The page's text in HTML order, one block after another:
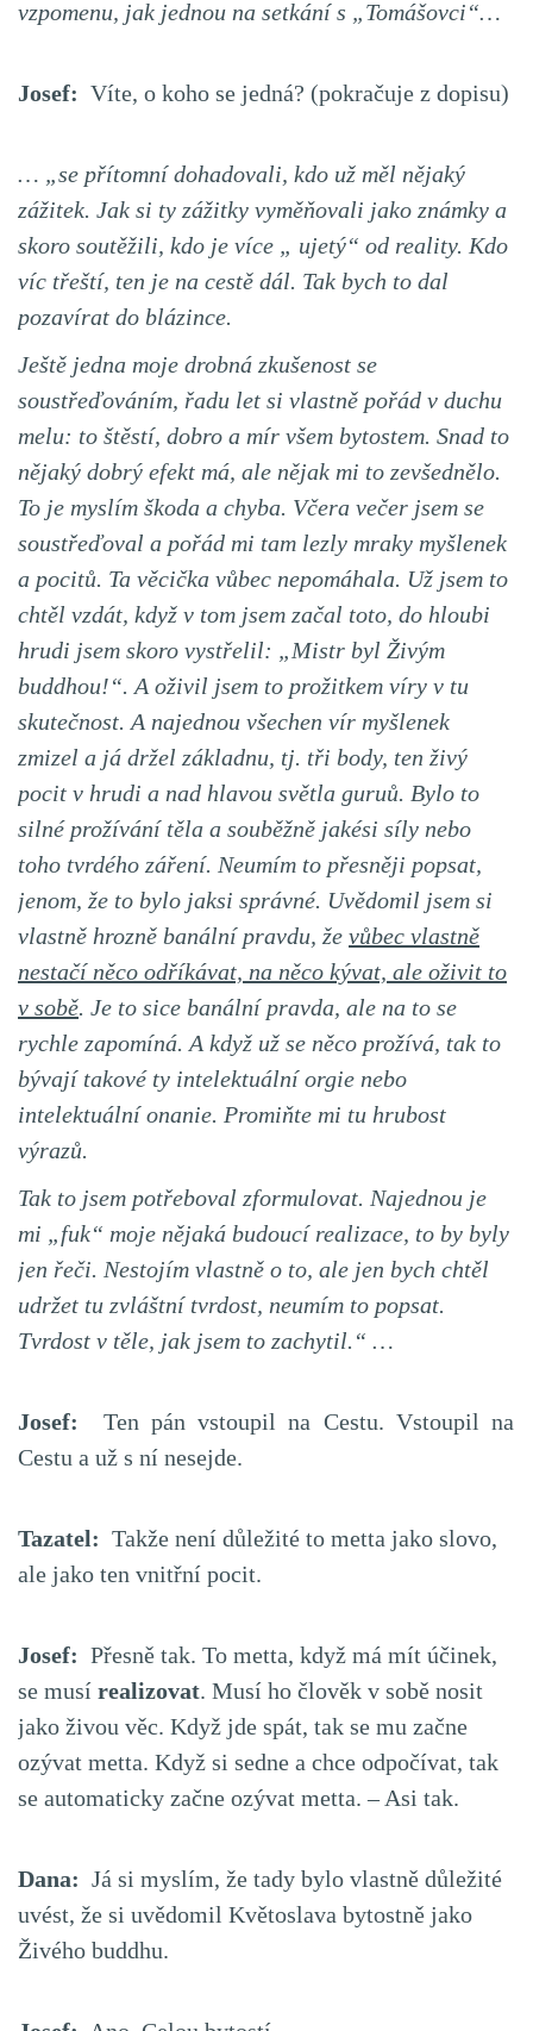
vzpomenu, jak jednou na setkání s „Tomášovci“…
Josef: Víte, o koho se jedná? (pokračuje z dopisu)
… „se přítomní dohadovali, kdo už měl nějaký
zážitek. Jak si ty zážitky vyměňovali jako známky a
skoro soutěžili, kdo je více „ ujetý“ od reality. Kdo
víc třeští, ten je na cestě dál. Tak bych to dal
pozavírat do blázince.
Ještě jedna moje drobná zkušenost se
soustřeďováním, řadu let si vlastně pořád v duchu
melu: to štěstí, dobro a mír všem bytostem. Snad to
nějaký dobrý efekt má, ale nějak mi to zevšednělo.
To je myslím škoda a chyba. Včera večer jsem se
soustřeďoval a pořád mi tam lezly mraky myšlenek
a pocitů. Ta věcička vůbec nepomáhala. Už jsem to
chtěl vzdát, když v tom jsem začal toto, do hloubi
hrudi jsem skoro vystřelil: „Mistr byl Živým
buddhou!“. A oživil jsem to prožitkem víry v tu
skutečnost. A najednou všechen vír myšlenek
zmizel a já držel základnu, tj. tři body, ten živý
pocit v hrudi a nad hlavou světla guruů. Bylo to
silné prožívání těla a souběžně jakési síly nebo
toho tvrdého záření. Neumím to přesněji popsat,
jenom, že to bylo jaksi správné. Uvědomil jsem si
vlastně hrozně banální pravdu, že vůbec vlastně
nestačí něco odříkávat, na něco kývat, ale oživit to
v sobě. Je to sice banální pravda, ale na to se
rychle zapomíná. A když už se něco prožívá, tak to
bývají takové ty intelektuální orgie nebo
intelektuální onanie. Promiňte mi tu hrubost
výrazů.
Tak to jsem potřeboval zformulovat. Najednou je
mi „fuk“ moje nějaká budoucí realizace, to by byly
jen řeči. Nestojím vlastně o to, ale jen bych chtěl
udržet tu zvláštní tvrdost, neumím to popsat.
Tvrdost v těle, jak jsem to zachytil.“ …
Josef: Ten pán vstoupil na Cestu. Vstoupil na
Cestu a už s ní nesejde.
Tazatel: Takže není důležité to metta jako slovo,
ale jako ten vnitřní pocit.
Josef: Přesně tak. To metta, když má mít účinek,
se musí realizovat. Musí ho člověk v sobě nosit
jako živou věc. Když jde spát, tak se mu začne
ozývat metta. Když si sedne a chce odpočívat, tak
se automaticky začne ozývat metta. – Asi tak.
Dana: Já si myslím, že tady bylo vlastně důležité
uvést, že si uvědomil Květoslava bytostně jako
Živého buddhu.